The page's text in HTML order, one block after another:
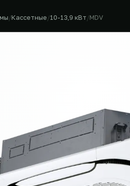
Кассетные 10-13,9 кВт MDV